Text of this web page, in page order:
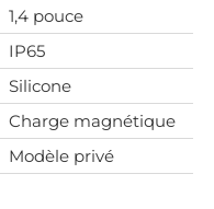
1,4 pouce
IP65
Silicone
Charge magnétique
Modèle privé